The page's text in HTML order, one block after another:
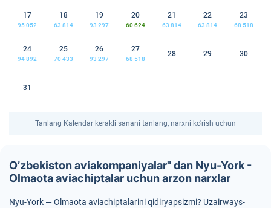
17
95 052
18
63 814
19
93 297
20
60 624
21
63 814
22
63 814
23
68 518
24
94 892
25
70 433
26
93 297
27
68 518
28 29 30
31
Tanlang Kalendar kerakli sanani tanlang, narxni ko'rish uchun
O’zbekiston aviakompaniyalar" dan Nyu-York -
Olmaota aviachiptalar uchun arzon narxlar
Nyu-York — Olmaota aviachiptalarini qidiryapsizmi? Uzairways-